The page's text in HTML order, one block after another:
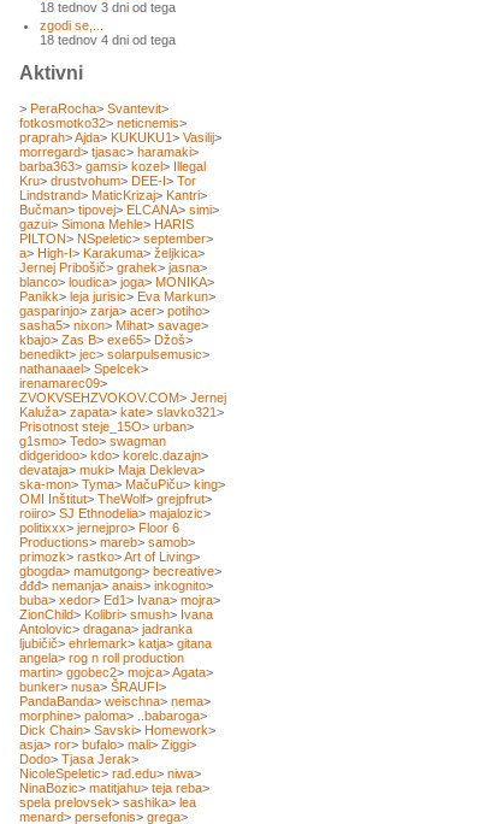
18 tednov 3 dni od tega
zgodi se,...
18 tednov 4 dni od tega
Aktivni
> PeraRocha> Svantevit>
fotkosmotko32> neticnemis>
praprah>Ajda> KUKUKU1> Vasilij>
morregard> tjasac> haramaki>
barba363> gamsi> kozel> Illegal
Kru> drustvohum> DEE-I> Tor
Lindstrand> MaticKrizaj> Kantri>
Bučman> tipovej> ELCANA> simi>
gazui> Simona Mehle> HARIS
PILTON> NSpeletic> september>
a> High-I> Karakuma> željkica>
Jernej Pribošič> grahek> jasna>
blanco> loudica> joga> MONIKA>
Panikk> leja jurisic> Eva Markun>
gasparinjo> zarja> acer> potiho>
sasha5> nixon> Mihat> savage>
kbajo> Zas B> exe65> Džoš>
benedikt> jec> solarpulsemusic>
nathanaael> Spelcek>
irenamarec09>
ZVOKVSEHZVOKOV.COM> Jernej
Kaluža> zapata> kate> slavko321>
Prisotnost steje_15O> urban>
g1smo> Tedo> swagman
didgeridoo> kdo> korelc.dazajn>
devataja> muki> Maja Dekleva>
ska-mon> Tyma> MačuPiču> king>
OMI Inštitut> TheWolf> grejpfrut>
roiiro> SJ Ethnodelia> majalozic>
politixxx> jernejpro> Floor 6
Productions> mareb> samob>
primozk> rastko>Art of Living>
gbogda> mamutgong> becreative>
đđđ> nemanja> anais> inkognito>
buba> xedor> Ed1> Ivana> mojra>
ZionChild> Kolibri> smush> Ivana
Antolovic> dragana> jadranka
ljubičič> ehrlemark> katja> gitana
angela> rog n roll production
martin> ggobec2> mojca>Agata>
bunker> nusa> ŠRAUFI>
PandaBanda> weischna> nema>
morphine> paloma> ..babaroga>
Dick Chain> Savski> Homework>
asja> ror> bufalo> mali> Ziggi>
Dodo> Tjasa Jerak>
NicoleSpeletic> rad.edu> niwa>
NinaBozic> matitjahu> teja reba>
spela prelovsek> sashika> lea
menard> persefonis> grega>